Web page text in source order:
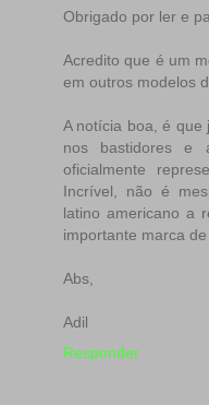
Obrigado por ler e
Acredito que é um
em outros modelos
A notícia boa, é que
nos bastidores e
oficialmente
Incrível, não é
latino americano a
importante marca
Abs,
Adil
Responder